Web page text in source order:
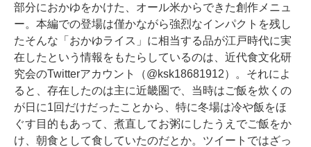
部分におかゆをかけた、オール米からできた創作メニュ
ー。本編での登場は僅かながら強烈なインパクトを残し
たそんな「おかゆライス」に相当する品が江戸時代に実
在したという情報をもたらしているのは、近代食文化研
究会のTwitterアカウント（@ksk18681912）。それによ
ると、存在したのは主に近畿圏で、当時はご飯を炊くの
が日に1回だけだったことから、特に冬場は冷や飯をほ
ぐす目的もあって、煮直してお粥にしたうえでご飯をか
け、朝食として食していたのだとか。ツイートではざっ